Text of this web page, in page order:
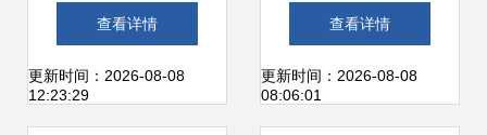
办公服务软件的核
心力量
查看详情
更新时间：2026-08-08
12:23:29
中小企业高效管理
的办公服务软件选
查看详情
更新时间：2026-08-08
08:06:01